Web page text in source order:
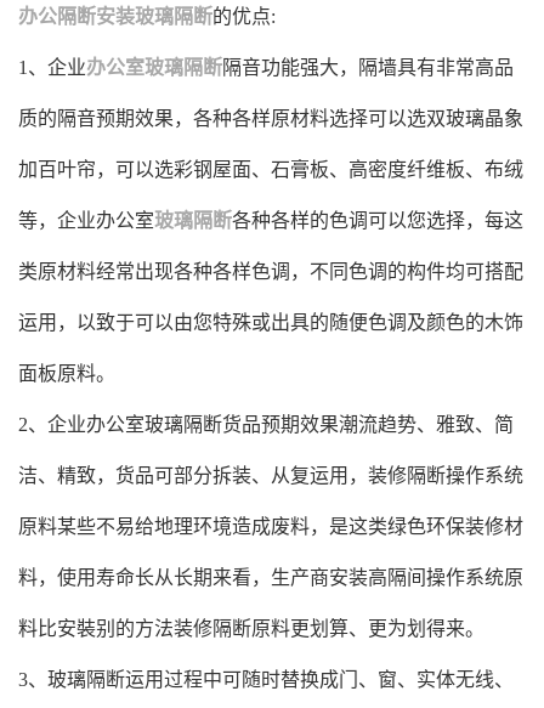
办公隔断安装玻璃隔断的优点:
1、企业办公室玻璃隔断隔音功能强大，隔墙具有非常高品
质的隔音预期效果，各种各样原材料选择可以选双玻璃晶象
加百叶帘，可以选彩钢屋面、石膏板、高密度纤维板、布绒
等，企业办公室玻璃隔断各种各样的色调可以您选择，每这
类原材料经常出现各种各样色调，不同色调的构件均可搭配
运用，以致于可以由您特殊或出具的随便色调及颜色的木饰
面板原料。
2、企业办公室玻璃隔断货品预期效果潮流趋势、雅致、简
洁、精致，货品可部分拆装、从复运用，装修隔断操作系统
原料某些不易给地理环境造成废料，是这类绿色环保装修材
料，使用寿命长从长期来看，生产商安装高隔间操作系统原
料比安裝别的方法装修隔断原料更划算、更为划得来。
3、玻璃隔断运用过程中可随时替换成门、窗、实体无线、